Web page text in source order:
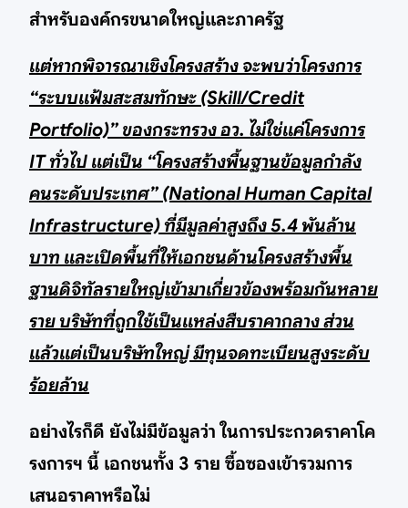
สำหรับองค์กรขนาดใหญ่และภาครัฐ
แต่หากพิจารณาเชิงโครงสร้าง จะพบว่าโครงการ
“ระบบแฟ้มสะสมทักษะ (Skill/Credit
Portfolio)” ของกระทรวง อว. ไม่ใช่แค่โครงการ
IT ทั่วไป แต่เป็น “โครงสร้างพื้นฐานข้อมูลกำลัง
คนระดับประเทศ” (National Human Capital
Infrastructure) ที่มีมูลค่าสูงถึง 5.4 พันล้าน
บาท และเปิดพื้นที่ให้เอกชนด้านโครงสร้างพื้น
ฐานดิจิทัลรายใหญ่เข้ามาเกี่ยวข้องพร้อมกันหลาย
ราย บริษัทที่ถูกใช้เป็นแหล่งสืบราคากลาง ส่วน
แล้วแต่เป็นบริษัทใหญ่ มีทุนจดทะเบียนสูงระดับ
ร้อยล้าน
อย่างไรก็ดี ยังไม่มีข้อมูลว่า ในการประกวดราคาโค
รงการฯ นี้ เอกชนทั้ง 3 ราย ซื้อซองเข้ารวมการ
เสนอราคาหรือไม่